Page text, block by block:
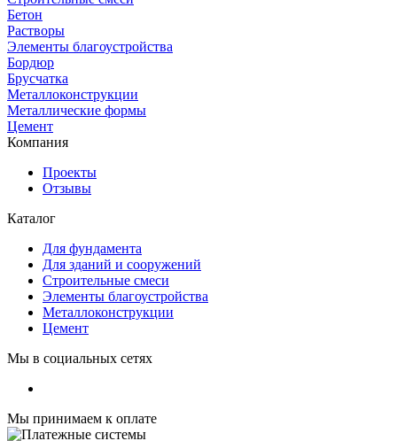
Бетон
Растворы
Элементы благоустройства
Бордюр
Брусчатка
Металлоконструкции
Металлические формы
Цемент
Компания
Проекты
Отзывы
Каталог
Для фундамента
Для зданий и сооружений
Строительные смеси
Элементы благоустройства
Металлоконструкции
Цемент
Мы в социальных сетях
Мы принимаем к оплате